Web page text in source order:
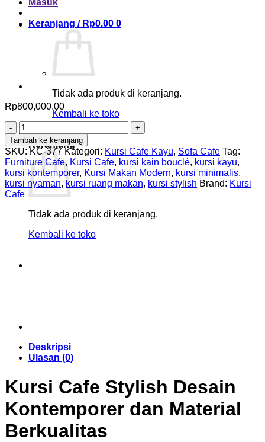
Masuk
Keranjang / Rp0.00 0
Tidak ada produk di keranjang.
Kembali ke toko
0
Keranjang
Tidak ada produk di keranjang.
Kembali ke toko
Rp800,000.00
Kuantitas
Kursi
Cafe
Stylish
Desain
Kontemporer
Tambah ke keranjang
SKU: KC-377 Kategori: Kursi Cafe Kayu, Sofa Cafe Tag:
Furniture Cafe, Kursi Cafe, kursi kain bouclé, kursi kayu,
kursi kontemporer, Kursi Makan Modern, kursi minimalis,
kursi nyaman, kursi ruang makan, kursi stylish Brand: Kursi
Cafe
Deskripsi
Ulasan (0)
Kursi Cafe Stylish Desain
Kontemporer dan Material
Berkualitas